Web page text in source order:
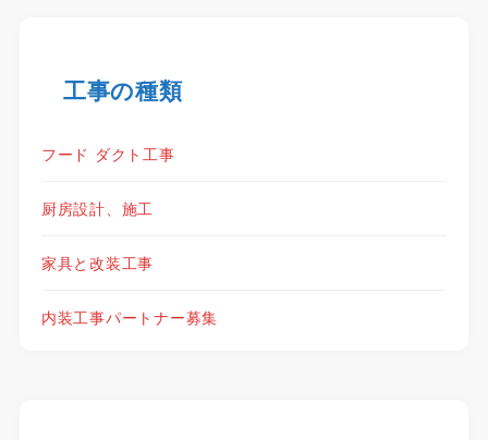
工事の種類
フード ダクト工事
厨房設計、施工
家具と改装工事
内装工事パートナー募集